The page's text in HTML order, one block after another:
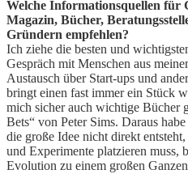
Welche Informationsquellen für
Magazin, Bücher,
Gründern empfehlen?
Ich ziehe die besten und
Gespräch mit Menschen aus
Austausch über Start-ups und
bringt einen fast immer ein Stück
mich sicher auch wichtige Bücher
Bets“ von Peter Sims. Daraus
die große Idee nicht direkt
und Experimente platzieren muss,
Evolution zu einem großen